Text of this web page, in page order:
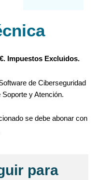
Impuestos Excluidos.
de Ciberseguridad
y Atención.
se debe abonar con
para